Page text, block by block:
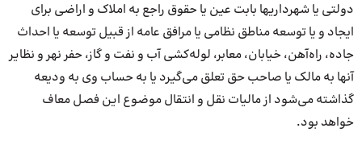
دولتی یا شهرداریها بابت عین یا حقوق راجع به املاک و اراضی برای
ایجاد و یا توسعه مناطق نظامی یا مرافق عامه از قبیل توسعه یا احداث
جاده‌، راه‌آهن‌، خیابان‌، معابر، لوله‌کشی آب و نفت و گاز، حفر نهر و نظایر
آنها به مالک یا صاحب‌ حق تعلق می‌گیرد یا به حساب وی به ودیعه
گذاشته می‌شود از مالیات نقل و انتقال موضوع این فصل معاف
خواهد بود.